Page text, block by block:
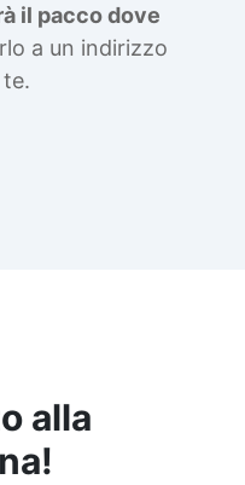
il pacco dove
a un indirizzo
alla